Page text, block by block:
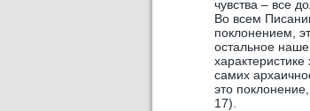
чувства – все
Во всем
поклонением,
остальное
самих
это
17).